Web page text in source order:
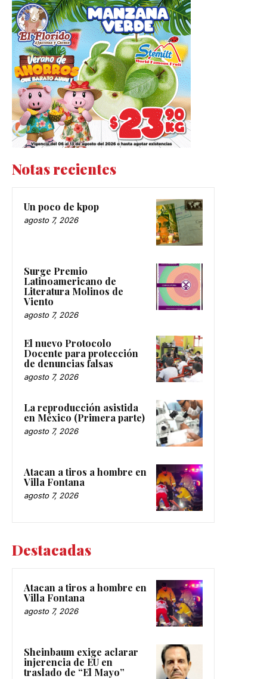
Notas recientes
Un poco de kpop
agosto 7, 2026
Surge Premio
Latinoamericano de
Literatura Molinos de
Viento
agosto 7, 2026
El nuevo Protocolo
Docente para protección
de denuncias falsas
agosto 7, 2026
La reproducción asistida
en México (Primera parte)
agosto 7, 2026
Atacan a tiros a hombre en
Villa Fontana
agosto 7, 2026
Destacadas
Atacan a tiros a hombre en
Villa Fontana
agosto 7, 2026
Sheinbaum exige aclarar
injerencia de EU en
traslado de “El Mayo”